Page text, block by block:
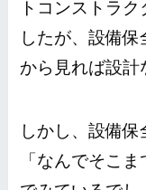
トコンストラ
したが、設備
から見れば設計
しかし、設備
「なんでそこ